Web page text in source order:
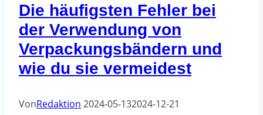
Die häufigsten Fehler bei
der Verwendung von
Verpackungsbändern und
wie du sie vermeidest
VonRedaktion 2024-05-132024-12-21